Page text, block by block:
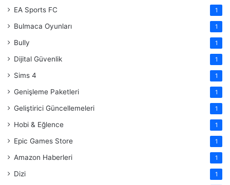
EA Sports FC 1
Bulmaca Oyunları 1
Bully 1
Dijital Güvenlik 1
Sims 4 1
Genişleme Paketleri 1
Geliştirici Güncellemeleri 1
Hobi & Eğlence 1
Epic Games Store 1
Amazon Haberleri 1
Dizi 1